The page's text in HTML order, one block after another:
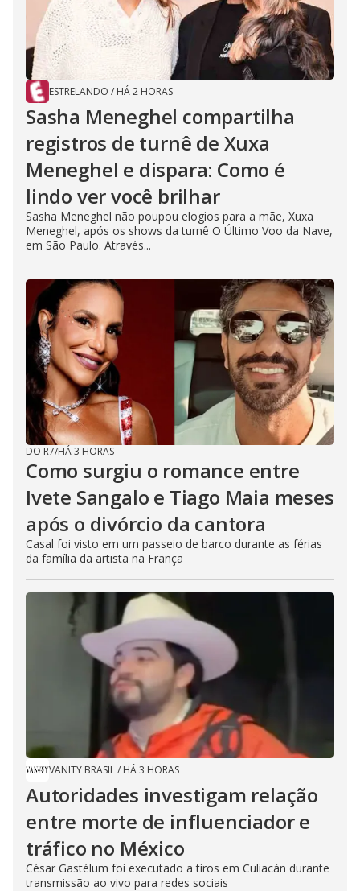
ESTRELANDO / HÁ 2 HORAS
Sasha Meneghel compartilha
registros de turnê de Xuxa
Meneghel e dispara: Como é
lindo ver você brilhar
Sasha Meneghel não poupou elogios para a mãe, Xuxa
Meneghel, após os shows da turnê O Último Voo da Nave,
em São Paulo. Através...
DO R7/HÁ 3 HORAS
Como surgiu o romance entre
Ivete Sangalo e Tiago Maia meses
após o divórcio da cantora
Casal foi visto em um passeio de barco durante as férias
da família da artista na França
VANITY BRASIL/ HÁ 3 HORAS
Autoridades investigam relação
entre morte de influenciador e
tráfico no México
César Gastélum foi executado a tiros em Culiacán durante
transmissão ao vivo para redes sociais